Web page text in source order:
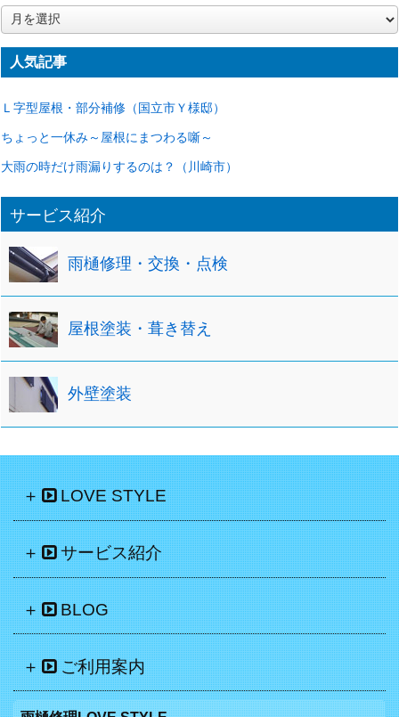
ア
ー
カ
イ人気記事
Ｌ字型屋根・部分補修（国立市Ｙ様邸）
ちょっと一休み～屋根にまつわる噺～
大雨の時だけ雨漏りするのは？（川崎市）
サービス紹介
雨樋修理・交換・点検
屋根塗装・葺き替え
外壁塗装
LOVE STYLE
サービス紹介
BLOG
ご利用案内